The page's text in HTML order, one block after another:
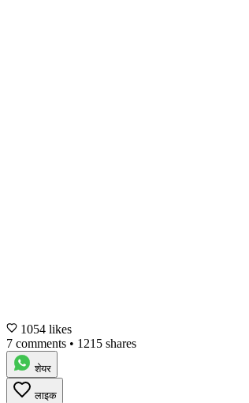
1054 likes
7 comments • 1215 shares
शेयर
लाइक